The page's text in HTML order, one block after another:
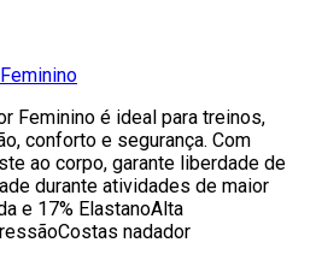
Feminino é ideal para treinos,
conforto e segurança. Com
ao corpo, garante liberdade de
durante atividades de maior
e 17% ElastanoAlta
nadador